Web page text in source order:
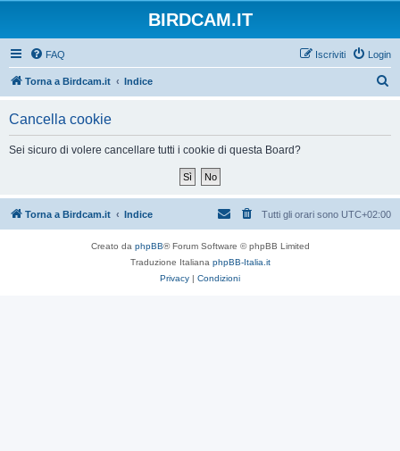
BIRDCAM.IT
FAQ Login
Iscriviti
Torna a Birdcam.it Indice
Cancella cookie
Sei sicuro di volere cancellare tutti i cookie di questa Board?
Torna a Birdcam.it Indice Tutti gli orari sono UTC+02:00
Creato da phpBB® Forum Software © phpBB Limited
Traduzione Italiana phpBB-Italia.it
Privacy | Condizioni